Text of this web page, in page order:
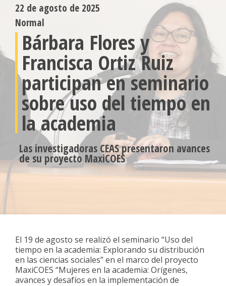
22 de agosto de 2025
Normal
Bárbara Flores y
Francisca Ortiz Ruiz
participan en seminario
sobre uso del tiempo en
la academia
Las investigadoras CEAS presentaron avances
de su proyecto MaxiCOES
El 19 de agosto se realizó el seminario “Uso del
tiempo en la academia: Explorando su distribución
en las ciencias sociales” en el marco del proyecto
MaxiCOES “Mujeres en la academia: Orígenes,
avances y desafíos en la implementación de